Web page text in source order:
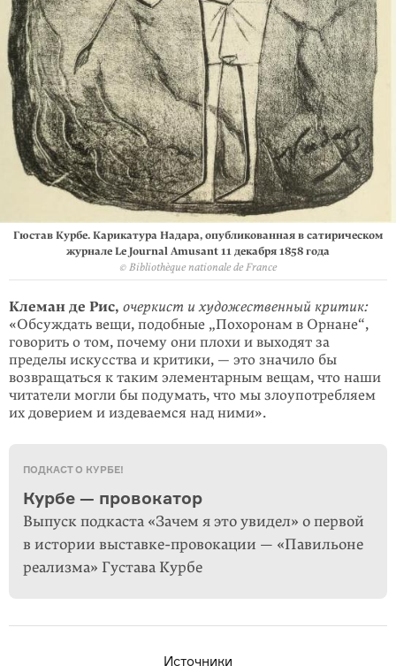
Гюстав Курбе. Карикатура Надара, опубликованная в сатирическом
журнале Le Journal Amusant 11 декабря 1858 года
© Bibliothèque nationale de France
Клеман де Рис, очеркист и художественный критик:
«Обсуждать вещи, подобные „Похоронам в Орнане“,
говорить о том, почему они плохи и выходят за
пределы искусства и критики, — это значило бы
возвращаться к таким элементарным вещам, что наши
читатели могли бы подумать, что мы злоупотребляем
их доверием и издеваемся над ними».
ПОДКАСТ О КУРБЕ!
Курбе — провокатор
Выпуск подкаста «Зачем я это увидел» о первой
в истории выставке-провокации — «Павильоне
реализма» Густава Курбе
Источники